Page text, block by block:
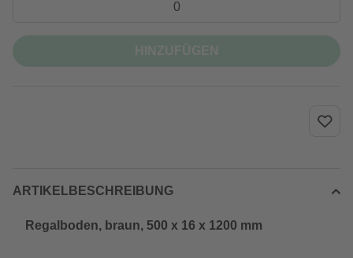
ARTIKELBESCHREIBUNG
Regalboden, braun, 500 x 16 x 1200 mm